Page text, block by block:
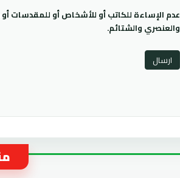
عدم الإساءة للكاتب أو للأشخاص أو للمقدسات أو
والعنصري والشتائم.